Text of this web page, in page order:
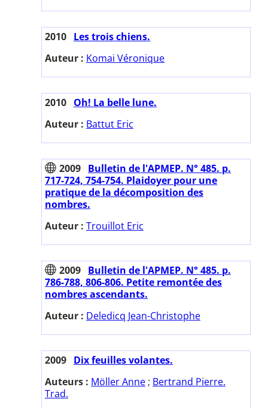
2010 Les trois chiens.
Auteur : Komai Véronique
2010 Oh! La belle lune.
Auteur : Battut Eric
2009 Bulletin de l'APMEP. N° 485. p.
717-724, 754-754. Plaidoyer pour une
pratique de la décomposition des
nombres.
Auteur : Trouillot Eric
2009 Bulletin de l'APMEP. N° 485. p.
786-788, 806-806. Petite remontée des
nombres ascendants.
Auteur : Deledicq Jean-Christophe
2009 Dix feuilles volantes.
Auteurs : Möller Anne ; Bertrand Pierre.
Trad.